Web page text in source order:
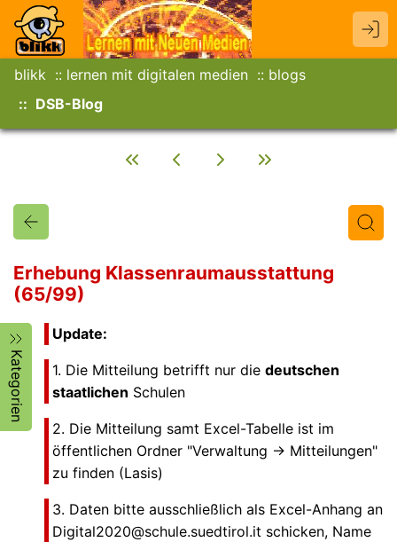
blikk lernen mit digitalen medien
blogs
DSB-Blog
Erhebung Klassenraumausstattung
(65/99)
Kategorien
Update:
1. Die Mitteilung betrifft nur die deutschen
staatlichen Schulen
2. Die Mitteilung samt Excel-Tabelle ist im
öffentlichen Ordner "Verwaltung -> Mitteilungen"
zu finden (Lasis)
3. Daten bitte ausschließlich als Excel-Anhang an
Digital2020@schule.suedtirol.it schicken, Name